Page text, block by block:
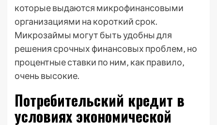
которые выдаются микрофинансовыми
организациями на короткий срок.
Микрозаймы могут быть удобны для
решения срочных финансовых проблем‚ но
процентные ставки по ним‚ как правило‚
очень высокие.
Потребительский кредит в
условиях экономической